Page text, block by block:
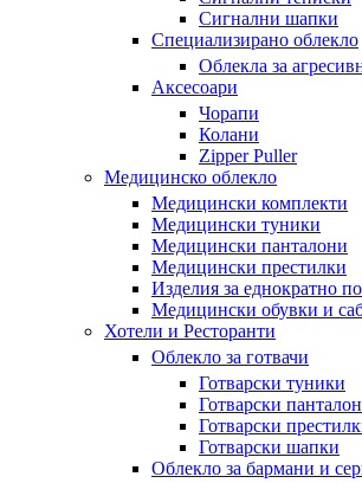
Сигнални шапки
Специализирано облекло
Облекла за
Аксесоари
Чорапи
Колани
Zipper Puller
Медицинско облекло
Медицински комплекти
Медицински туники
Медицински панталони
Медицински престилки
Изделия за еднократно
Медицински обувки и
Хотели и Ресторанти
Облекло за готвачи
Готварски туники
Готварски
Готварски
Готварски шапки
Облекло за бармани и